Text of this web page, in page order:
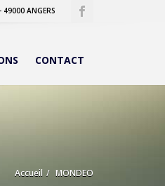
49000 ANGERS
CONTACT
Accueil MONDEO